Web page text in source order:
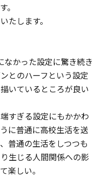
。
たします。
なかった設定に驚き続き
とのハーフという設定
いているところが良い
すぎる設定にもかかわ
に普通に高校生活を送
普通の生活をしつつも
生じる人間関係への影
楽しい。